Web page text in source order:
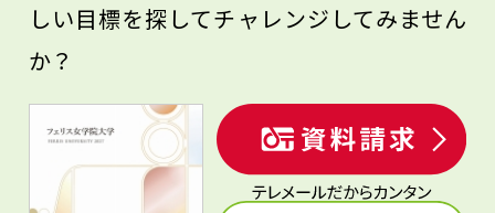
しい目標を探してチャレンジしてみません
か？